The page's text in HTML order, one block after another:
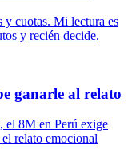
y cuotas. Mi lectura es
y recién decide.
ganarle al relato
el 8M en Perú exige
relato emocional